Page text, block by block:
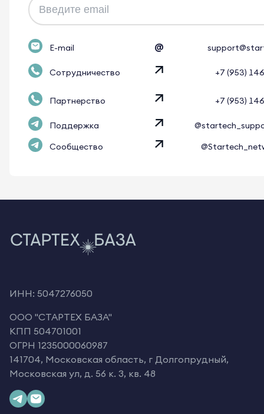
E-mail @
Сотрудничество +7 (953)
Партнерство +7 (953)
Поддержка
Сообщество
ИНН: 5047276050
OOO "СТАРТЕХ БАЗА"
КПП 504701001
ОГРН 1235000060987
141704, Московская область, г Долгопрудный,
Московская ул, д. 56 к. 3, кв. 48